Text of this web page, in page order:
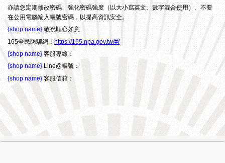
亦請您定期修改密碼、強化密碼強度（以大小寫英文、數字混合使用）、不要
在公用電腦輸入帳號密碼，以提高資訊安全。
{shop name} 敬祝順心如意
165全民防騙網： https://165.npa.gov.tw/#/
{shop name} 客服專線：
{shop name} Line@帳號：
{shop name} 客服信箱：